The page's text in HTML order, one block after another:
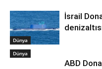
Dünya
İsrail
Dünya
ABD